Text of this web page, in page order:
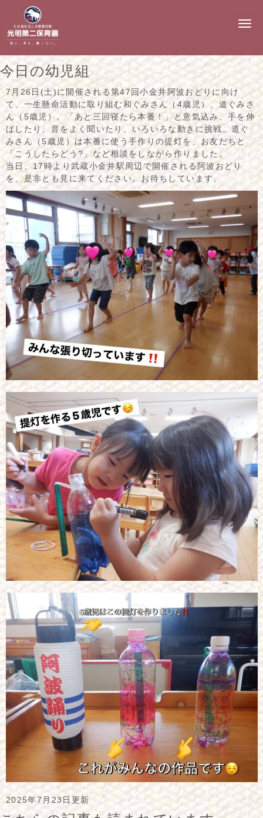
N
g
a
n
今日の幼児組
7月26日(土)に開催される第47回小金井阿波おどりに向け
て、一生懸命活動に取り組む和ぐみさん（4歳児）、道ぐみさ
ん（5歳児）。「あと三回寝たら本番！」と意気込み、手を伸
ばしたり、音をよく聞いたり、いろいろな動きに挑戦。道ぐ
みさん（5歳児）は本番に使う手作りの提灯を、お友だちと
「こうしたらどう?」など相談をしながら作りました。
当日、17時より武蔵小金井駅周辺で開催される阿波おどり
を、是非とも見に来てください。お待ちしています。
2025年7月23日更新